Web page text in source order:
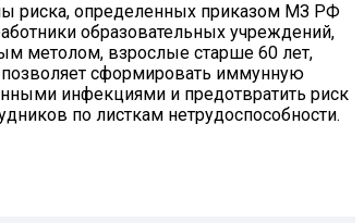
риска, определенных приказом МЗ РФ
образовательных учреждений,
метолом, взрослые старше 60 лет,
сформировать иммунную
инфекциями и предотвратить риск
по листкам нетрудоспособности.